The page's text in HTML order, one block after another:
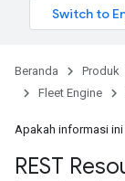
Beranda Produk
Fleet Engine
Apakah informasi
REST